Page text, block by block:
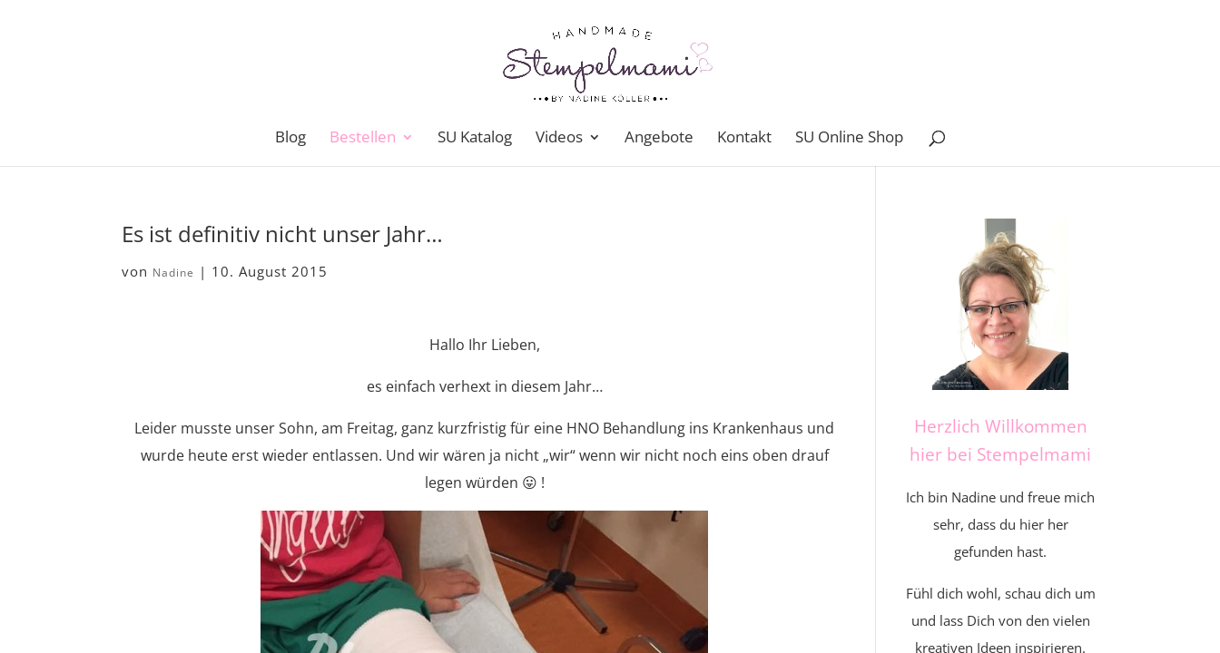
Blog Bestellen SU Katalog Videos Angebote Kontakt SU Online Shop
Es ist definitiv nicht unser Jahr…
von Nadine | 10. August 2015
Hallo Ihr Lieben,
es einfach verhext in diesem Jahr…
Leider musste unser Sohn, am Freitag, ganz kurzfristig für eine HNO Behandlung ins Krankenhaus und
wurde heute erst wieder entlassen. Und wir wären ja nicht „wir“ wenn wir nicht noch eins oben drauf
legen würden 😛 !
Herzlich Willkommen
hier bei Stempelmami
Ich bin Nadine und freue mich
sehr, dass du hier her
gefunden hast.
Fühl dich wohl, schau dich um
und lass Dich von den vielen
kreativen Ideen inspirieren.